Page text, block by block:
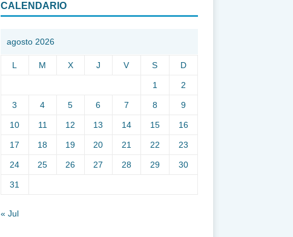
CALENDARIO
agosto 2026
L M X J V S D
1 2
3 4 5 6 7 8 9
10 11 12 13 14 15 16
17 18 19 20 21 22 23
24 25 26 27 28 29 30
31
« Jul